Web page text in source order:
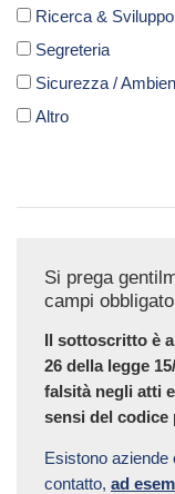
Ricerca &
Segreteria
Sicurezza /
Altro
Si prega
campi
Il sottoscritto è
26 della legge
falsità negli atti
sensi del codice
Esistono aziende
contatto, ad